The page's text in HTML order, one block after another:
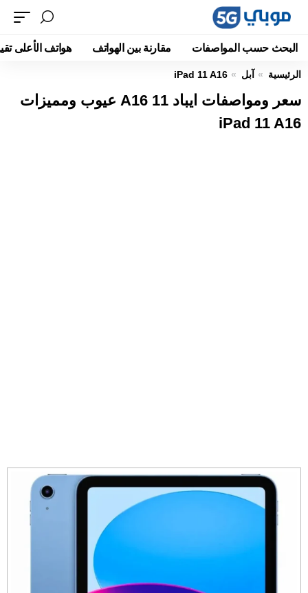
البحث حسب المواصفات مقارنة بين الهواتف هواتف الأعلى
الرئيسية آبل iPad 11 A16
سعر ومواصفات ايباد 11 A16 عيوب ومميزات
iPad 11 A16